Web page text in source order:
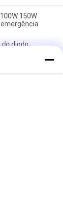
150W
emergência
do diodo
de